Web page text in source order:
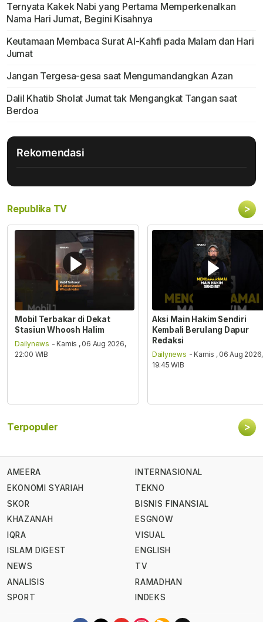
Ternyata Kakek Nabi yang Pertama Memperkenalkan
Nama Hari Jumat, Begini Kisahnya
Keutamaan Membaca Surat Al-Kahfi pada Malam dan Hari
Jumat
Jangan Tergesa-gesa saat Mengumandangkan Azan
Dalil Khatib Sholat Jumat tak Mengangkat Tangan saat
Berdoa
Rekomendasi
Republika TV >
Mobil Terbakar di Dekat
Stasiun Whoosh Halim
Dailynews - Kamis , 06 Aug 2026,
22:00 WIB
Aksi Main Hakim Sendiri
Kembali Berulang Dapur
Redaksi
Dailynews - Kamis , 06 Aug 2026,
19:45 WIB
Terpopuler >
AMEERA
EKONOMI SYARIAH
SKOR
KHAZANAH
IQRA
ISLAM DIGEST
NEWS
ANALISIS
SPORT
INTERNASIONAL
TEKNO
BISNIS FINANSIAL
ESGNOW
VISUAL
ENGLISH
TV
RAMADHAN
INDEKS